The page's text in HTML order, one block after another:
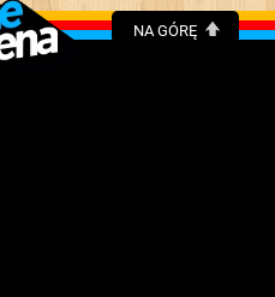
NA GÓRĘ